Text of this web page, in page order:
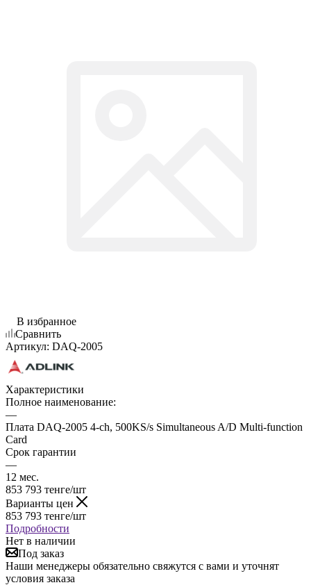
В избранное
Сравнить
Артикул: DAQ-2005
Характеристики
Полное наименование:
—
Плата DAQ-2005 4-ch, 500KS/s Simultaneous A/D Multi-function
Card
Срок гарантии
—
12 мес.
853 793 тенге/шт
Варианты цен
853 793 тенге/шт
Подробности
Нет в наличии
Под заказ
Наши менеджеры обязательно свяжутся с вами и уточнят
условия заказа